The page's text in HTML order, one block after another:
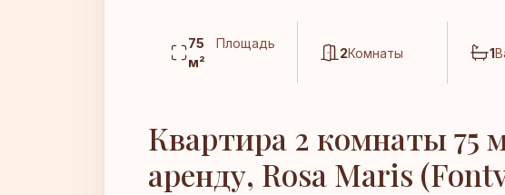
75
м²
Площадь
2Комнаты 1
Квартира 2 комнаты 75
аренду, Rosa Maris